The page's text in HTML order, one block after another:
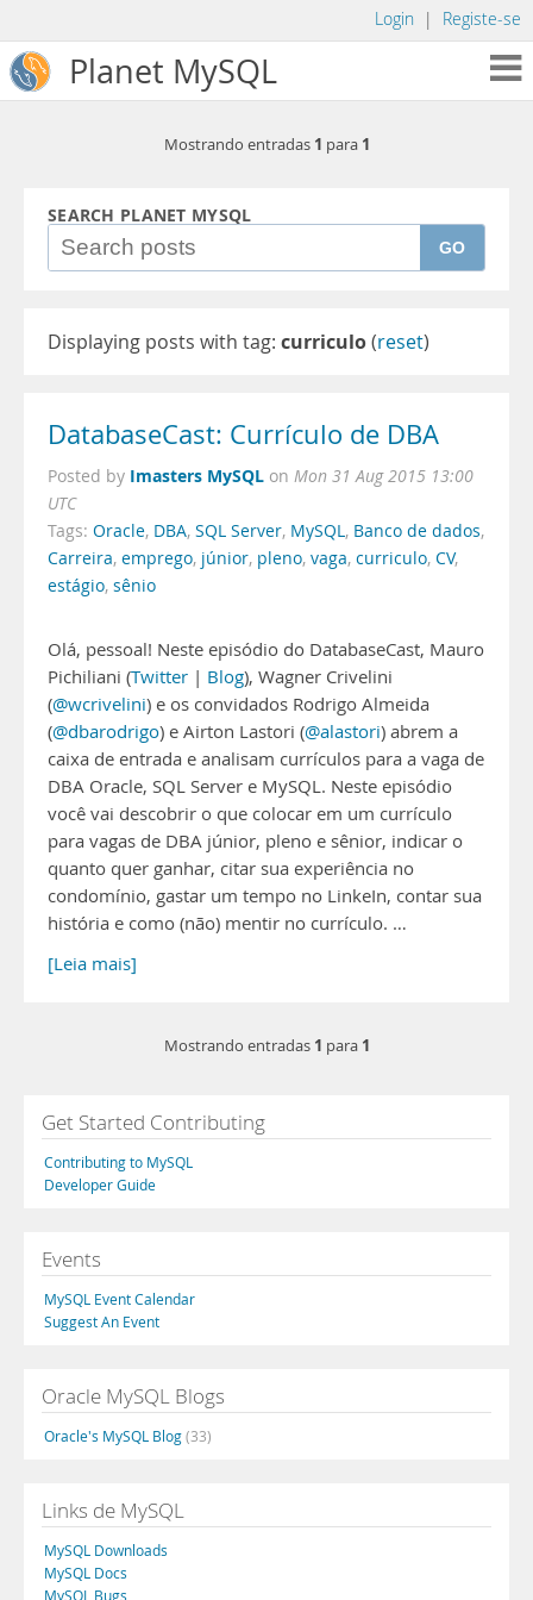
Login | Registe-se
Planet MySQL
Mostrando entradas 1 para 1
SEARCH PLANET MYSQL
GO
Displaying posts with tag: curriculo(reset)
DatabaseCast: Currículo de DBA
Posted by Imasters MySQL on Mon 31 Aug 2015 13:00
UTC
Tags: Oracle, DBA, SQL Server, MySQL, Banco de dados,
Carreira, emprego, júnior, pleno, vaga, curriculo, CV,
estágio, sênio
Olá, pessoal! Neste episódio do DatabaseCast, Mauro
Pichiliani (Twitter | Blog), Wagner Crivelini
(@wcrivelini) e os convidados Rodrigo Almeida
(@dbarodrigo) e Airton Lastori (@alastori) abrem a
caixa de entrada e analisam currículos para a vaga de
DBA Oracle, SQL Server e MySQL. Neste episódio
você vai descobrir o que colocar em um currículo
para vagas de DBA júnior, pleno e sênior, indicar o
quanto quer ganhar, citar sua experiência no
condomínio, gastar um tempo no LinkeIn, contar sua
história e como (não) mentir no currículo. …
[Leia mais]
Mostrando entradas 1 para 1
Get Started Contributing
Contributing to MySQL
Developer Guide
Events
MySQL Event Calendar
Suggest An Event
Oracle MySQL Blogs
Oracle's MySQL Blog(33)
Links de MySQL
MySQL Downloads
MySQL Docs
MySQL Bugs